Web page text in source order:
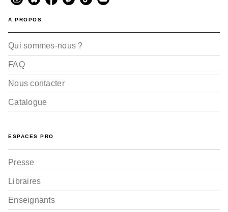
A PROPOS
Qui sommes-nous ?
FAQ
Nous contacter
Catalogue
ESPACES PRO
Presse
Libraires
Enseignants